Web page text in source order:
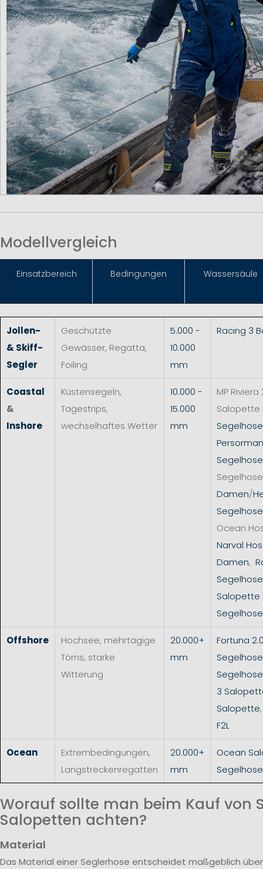
Modellvergleich
Einsatzbereich Bedingungen Wassersäule
Jollen-
& Skiff-
Segler
Geschützte
Gewässer, Regatta,
Foiling
5.000 -
10.000
mm
Racing 3
Coastal
&
Inshore
Küstensegeln,
Tagestrips,
wechselhaftes Wetter
10.000 -
15.000
mm
MP Riviera
Salopette
Segelhose
Damen/
Ocean
Narval
Damen,
Segelhose
Salopette
Segelhose
Offshore
Hochsee, mehrtägige
Törns, starke
Witterung
20.000+
mm
Fortuna
Segelhose
3
Salopette
F2L
Ocean
Extrembedingungen,
Langstreckenregatten
20.000+
mm
Ocean
Segelhose
Worauf sollte man beim Kauf von
Salopetten achten?
Material
Das Material einer Seglerhose entscheidet maßgeblich